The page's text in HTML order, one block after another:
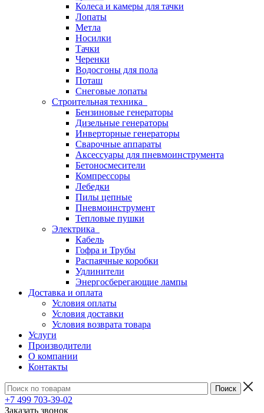
Колеса и камеры для тачки
Лопаты
Метла
Носилки
Тачки
Черенки
Водосгоны для пола
Поташ
Снеговые лопаты
Строительная техника
Бензиновые генераторы
Дизельные генераторы
Инверторные генераторы
Сварочные аппараты
Аксессуары для пневмоинструмента
Бетоносмесители
Компрессоры
Лебедки
Пилы цепные
Пневмоинструмент
Тепловые пушки
Электрика
Кабель
Гофра и Трубы
Распаячные коробки
Удлинители
Энергосберегающие лампы
Доставка и оплата
Условия оплаты
Условия доставки
Условия возврата товара
Услуги
Производители
О компании
Контакты
+7 499 703-39-02
Заказать звонок